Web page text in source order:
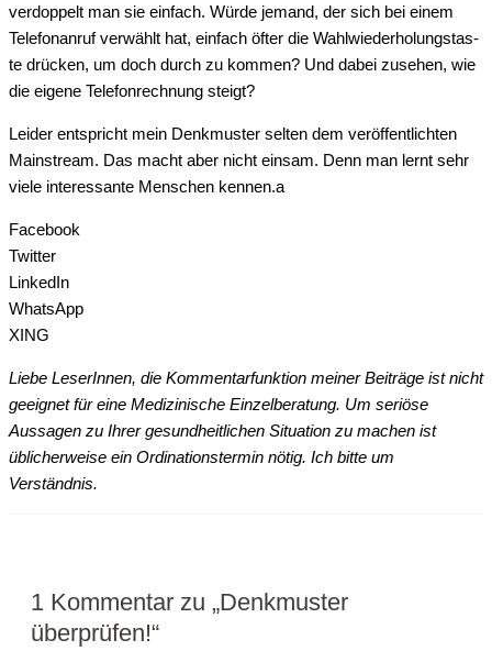
ver­dop­pelt man sie ein­fach. Wür­de jemand, der sich bei einem
Tele­fon­an­ruf ver­wählt hat, ein­fach öfter die Wahl­wie­der­ho­lungs­tas­
te drü­cken, um doch durch zu kom­men? Und dabei zuse­hen, wie
die eige­ne Tele­fon­rech­nung steigt?
Lei­der ent­spricht mein Denk­mus­ter sel­ten dem ver­öf­fent­lich­ten
Main­stream. Das macht aber nicht ein­sam. Denn man lernt sehr
vie­le inter­es­san­te Men­schen kennen.a
Facebook
Twitter
LinkedIn
WhatsApp
XING
Liebe LeserInnen, die Kommentarfunktion meiner Beiträge ist nicht
geeignet für eine Medizinische Einzelberatung. Um seriöse
Aussagen zu Ihrer gesundheitlichen Situation zu machen ist
üblicherweise ein Ordinationstermin nötig. Ich bitte um
Verständnis.
1 Kommentar zu „Denk­mus­ter
überprüfen!“